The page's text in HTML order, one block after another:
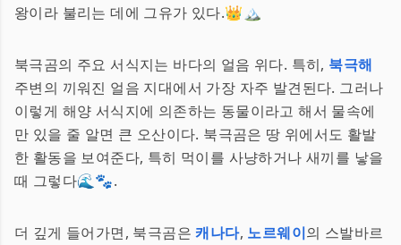
왕이라 불리는 데에 그유가 있다.👑🏔️
북극곰의 주요 서식지는 바다의 얼음 위다. 특히, 북극해
주변의 끼워진 얼음 지대에서 가장 자주 발견된다. 그러나
이렇게 해양 서식지에 의존하는 동물이라고 해서 물속에
만 있을 줄 알면 큰 오산이다. 북극곰은 땅 위에서도 활발
한 활동을 보여준다, 특히 먹이를 사냥하거나 새끼를 낳을
때 그렇다🌊🐾.
더 깊게 들어가면, 북극곰은캐나다, 노르웨이의 스발바르